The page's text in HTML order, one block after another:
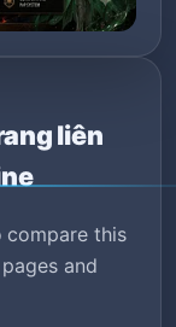
liên
compare this
and